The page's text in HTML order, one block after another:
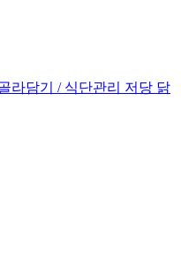
라담기 / 식단관리 저당 닭